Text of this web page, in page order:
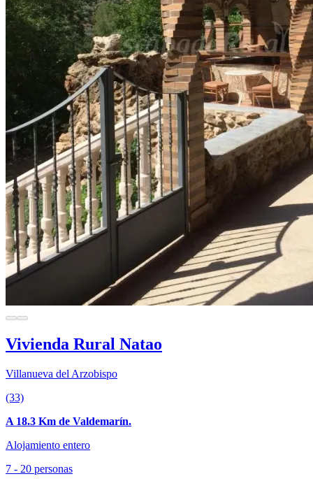
Vivienda Rural Natao
Villanueva del Arzobispo
(33)
A 18.3 Km de Valdemarín.
Alojamiento entero
7 - 20 personas